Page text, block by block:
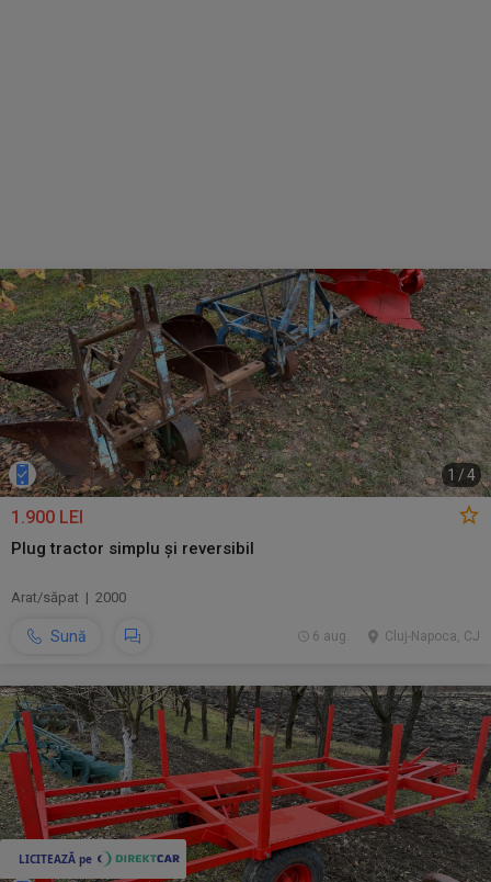
1 /4
1.900 LEI
Plug tractor simplu și reversibil
Arat/săpat | 2000
Sună Cluj-Napoca, CJ
6 aug.